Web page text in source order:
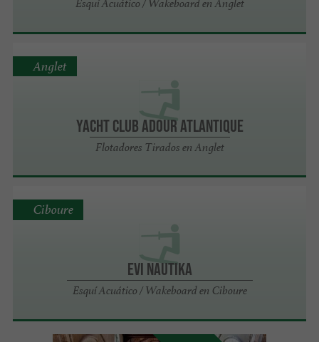
Esquí Acuático / Wakeboard en Anglet
YACHT CLUB ADOUR ATLANTIQUE
Flotadores Tirados en Anglet
Anglet
Evi Nautika
Esquí Acuático / Wakeboard en Ciboure
Ciboure